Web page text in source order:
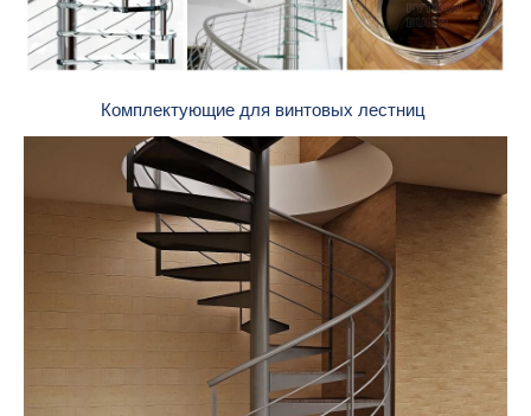
Комплектующие для винтовых лестниц